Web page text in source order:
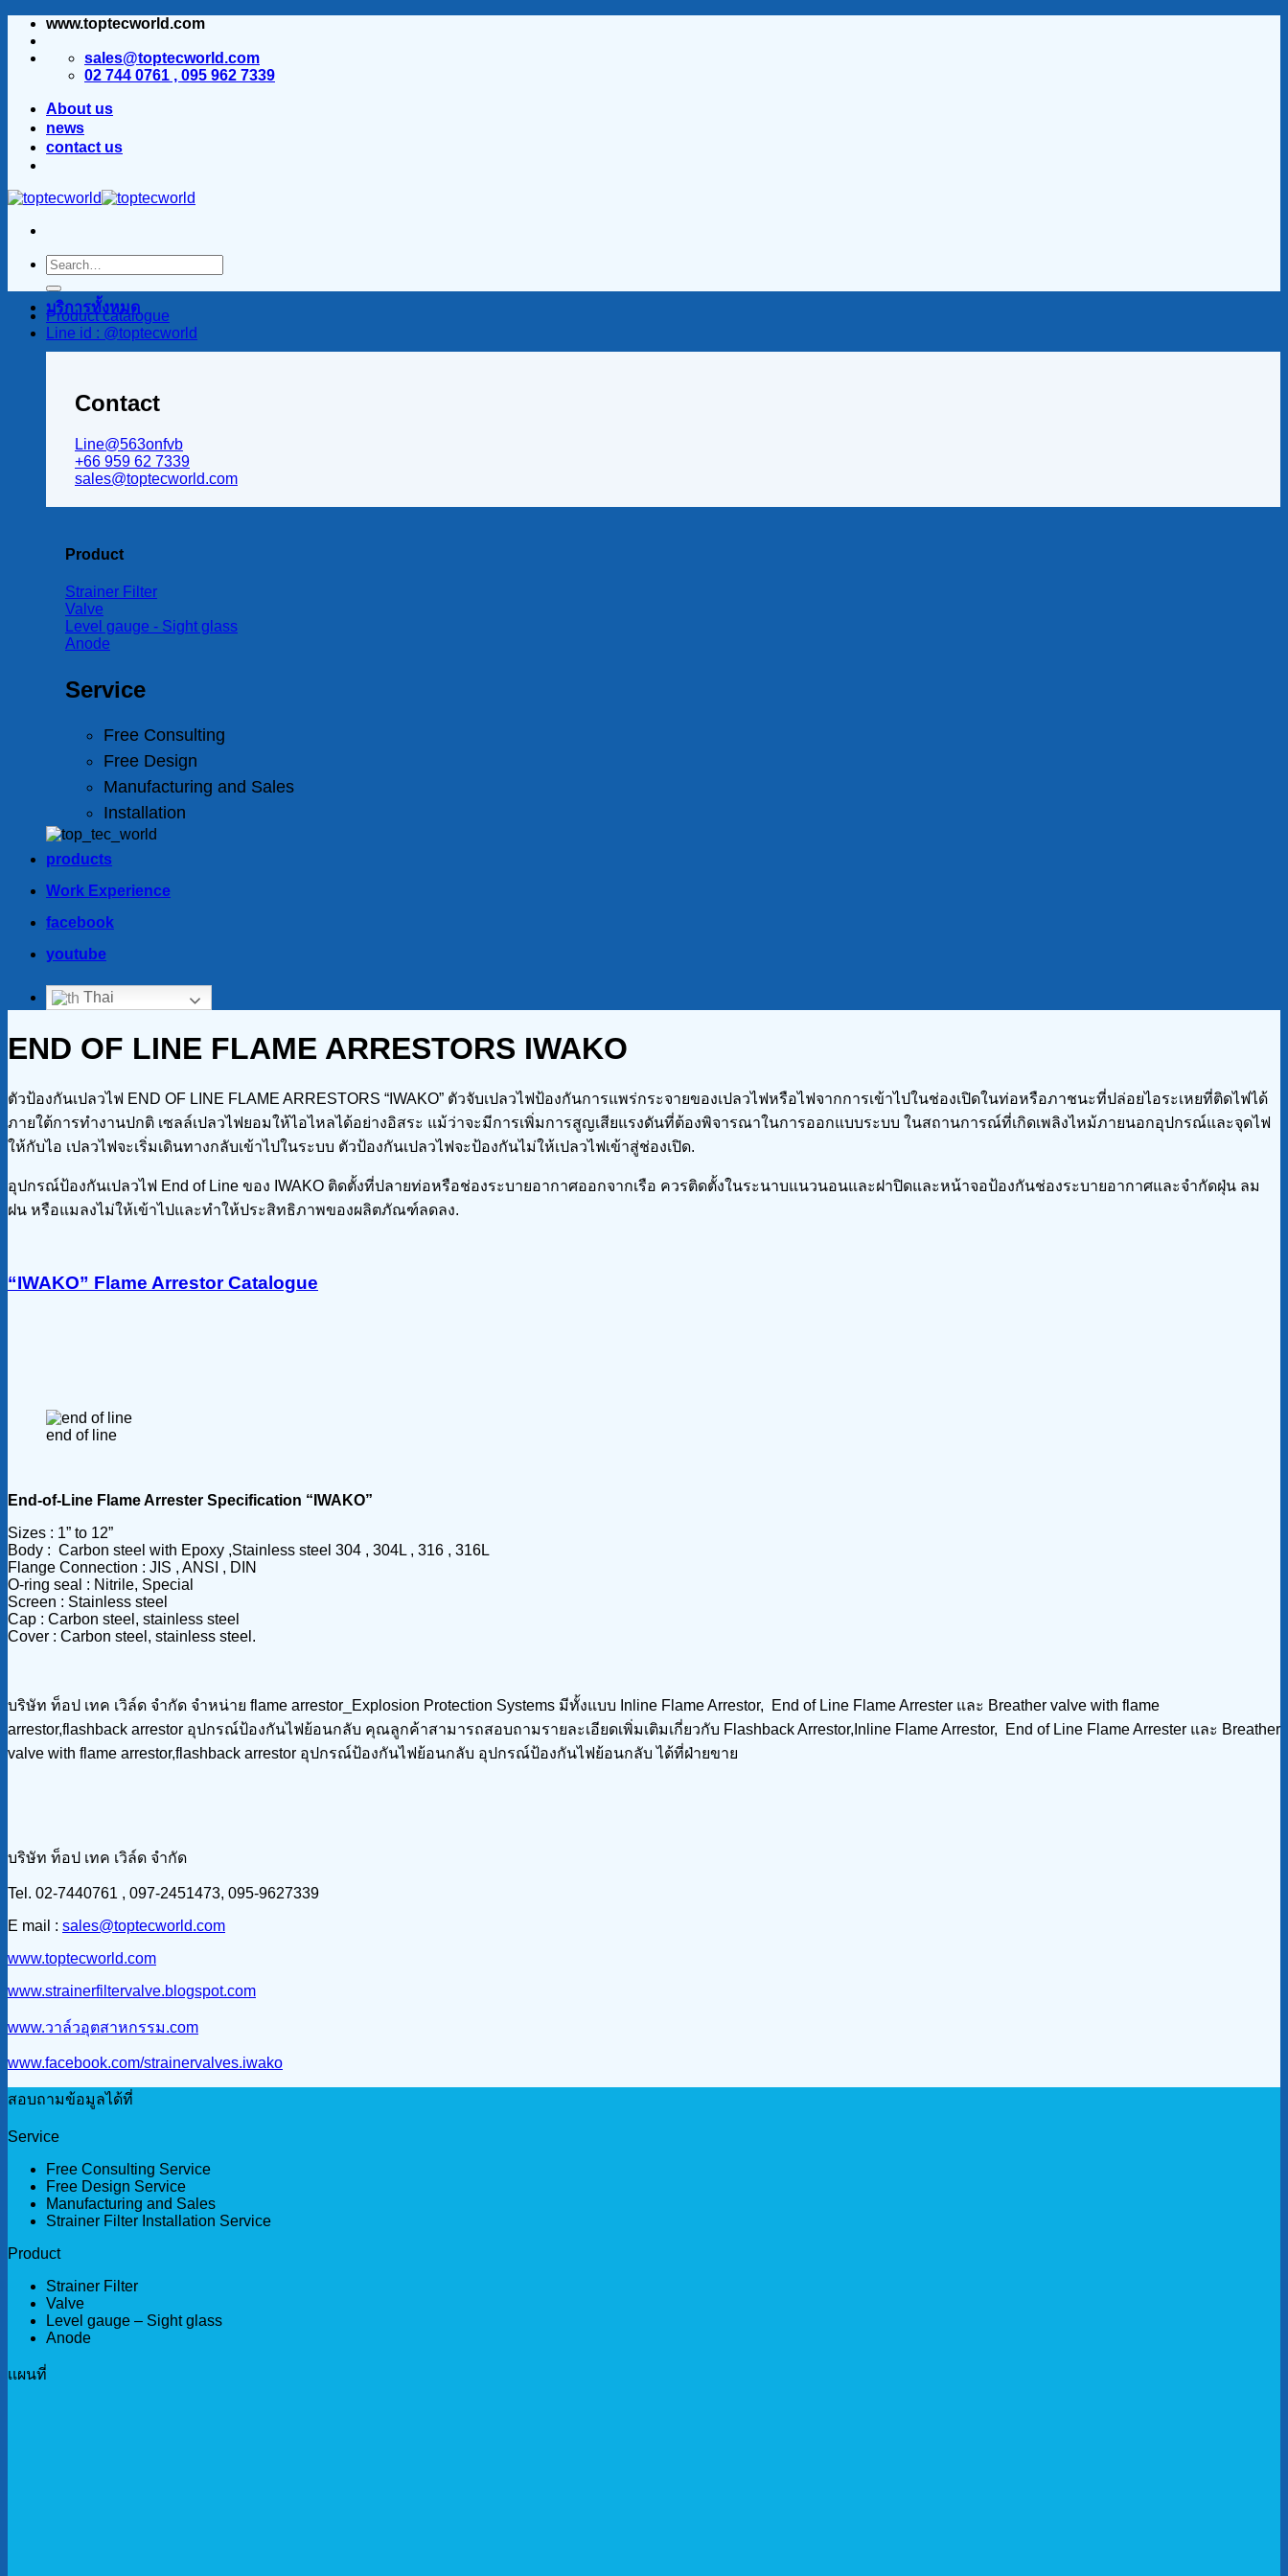
ข้าม
www.toptecworld.com
sales@toptecworld.com
02 744 0761 , 095 962 7339
About us
news
contact us
Product catalogue
Line id : @toptecworld
บริการทั้งหมด
Contact
Line@563onfvb
+66 959 62 7339
sales@toptecworld.com
Product
Strainer Filter
Valve
Level gauge - Sight glass
Anode
Service
Free Consulting
Free Design
Manufacturing and Sales
Installation
products
Work Experience
facebook
youtube
Thai
END OF LINE FLAME ARRESTORS IWAKO
ตัวป้องกันเปลวไฟ END OF LINE FLAME ARRESTORS “IWAKO” ตัวจับเปลวไฟป้องกันการแพร่กระจายของเปลวไฟหรือไฟจากการเข้าไปในช่องเปิดในท่อหรือภาชนะที่ปล่อยไอระเหยที่ติดไฟได้
ภายใต้การทำงานปกติ เซลล์เปลวไฟยอมให้ไอไหลได้อย่างอิสระ แม้ว่าจะมีการเพิ่มการสูญเสียแรงดันที่ต้องพิจารณาในการออกแบบระบบ ในสถานการณ์ที่เกิดเพลิงไหม้ภายนอกอุปกรณ์และจุดไฟ
ให้กับไอ เปลวไฟจะเริ่มเดินทางกลับเข้าไปในระบบ ตัวป้องกันเปลวไฟจะป้องกันไม่ให้เปลวไฟเข้าสู่ช่องเปิด.
อุปกรณ์ป้องกันเปลวไฟ End of Line ของ IWAKO ติดตั้งที่ปลายท่อหรือช่องระบายอากาศออกจากเรือ ควรติดตั้งในระนาบแนวนอนและฝาปิดและหน้าจอป้องกันช่องระบายอากาศและจำกัดฝุ่น ลม
ฝน หรือแมลงไม่ให้เข้าไปและทำให้ประสิทธิภาพของผลิตภัณฑ์ลดลง.
“IWAKO” Flame Arrestor Catalogue
end of line
End-of-Line Flame Arrester Specification “IWAKO”
Sizes : 1” to 12”
Body : Carbon steel with Epoxy ,Stainless steel 304 , 304L , 316 , 316L
Flange Connection : JIS , ANSI , DIN
O-ring seal : Nitrile, Special
Screen : Stainless steel
Cap : Carbon steel, stainless steel
Cover : Carbon steel, stainless steel.
บริษัท ท็อป เทค เวิล์ด จำกัด จำหน่าย flame arrestor_Explosion Protection Systems มีทั้งแบบ Inline Flame Arrestor, End of Line Flame Arrester และ Breather valve with flame
arrestor,flashback arrestor อุปกรณ์ป้องกันไฟย้อนกลับ คุณลูกค้าสามารถสอบถามรายละเอียดเพิ่มเติมเกี่ยวกับ Flashback Arrestor,Inline Flame Arrestor, End of Line Flame Arrester และ Breather
valve with flame arrestor,flashback arrestor อุปกรณ์ป้องกันไฟย้อนกลับ อุปกรณ์ป้องกันไฟย้อนกลับ ได้ที่ฝ่ายขาย
บริษัท ท็อป เทค เวิล์ด จำกัด
Tel. 02-7440761 , 097-2451473, 095-9627339
E mail : sales@toptecworld.com
www.toptecworld.com
www.strainerfiltervalve.blogspot.com
www.วาล์วอุตสาหกรรม.com
www.facebook.com/strainervalves.iwako
สอบถามข้อมูลได้ที่
Service
Free Consulting Service
Free Design Service
Manufacturing and Sales
Strainer Filter Installation Service
Product
Strainer Filter
Valve
Level gauge – Sight glass
Anode
เเผนที่